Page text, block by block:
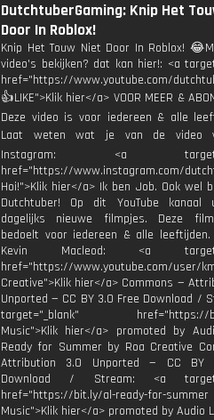
DutchtuberGaming: Knip Het
Door In Roblox!
Knip Het Touw Niet Door In Roblox!
video's bekijken? dat kan hier!: <a
href="https://www.youtube.com/
👍LIKE">Klik hier</a> VOOR MEER &
Deze video is voor iedereen & alle
Laat weten wat je van de video
Instagram: <a
href="https://www.instagram.com/
Hoi!">Klik hier</a> Ik ben Job. Ook wel
Dutchtuber! Op dit YouTube kanaal
dagelijks nieuwe filmpjes. Deze
bedoelt voor iedereen & alle
Kevin Macleod: <a
href="https://www.youtube.com/user/
Creative">Klik hier</a> Commons —
Unported — CC BY 3.0 Free Download /
target="_blank" href="https://
Music">Klik hier</a> promoted by
Ready for Summer by Roa Creative
Attribution 3.0 Unported — CC BY
Download / Stream: <a
href="https://bit.ly/al-ready-for-summer
Music">Klik hier</a> promoted by Audio